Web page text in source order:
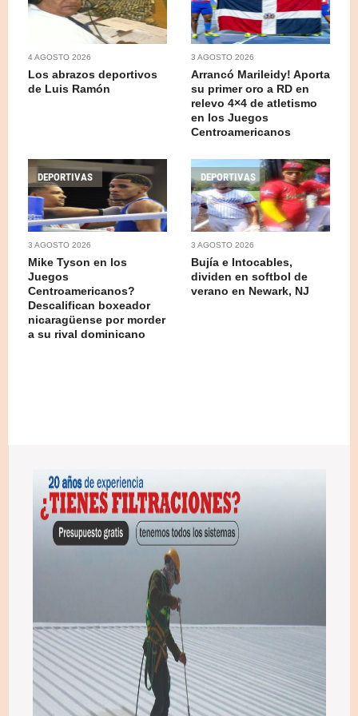
4 AGOSTO 2026
Los abrazos deportivos
de Luis Ramón
3 AGOSTO 2026
Arrancó Marileidy! Aporta
su primer oro a RD en
relevo 4×4 de atletismo
en los Juegos
Centroamericanos
DEPORTIVAS
3 AGOSTO 2026
Mike Tyson en los
Juegos
Centroamericanos?
Descalifican boxeador
nicaragüense por morder
a su rival dominicano
DEPORTIVAS
3 AGOSTO 2026
Bujía e Intocables,
dividen en softbol de
verano en Newark, NJ